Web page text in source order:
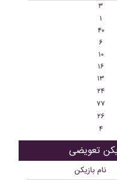
۳
۱
۴۰
۶
۱۰
۱۶
۱۳
۲۴
۷۷
۲۶
۴
نام بازیکن